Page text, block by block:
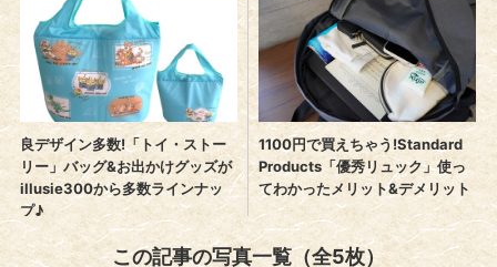
この記事の写真一覧（全5枚）